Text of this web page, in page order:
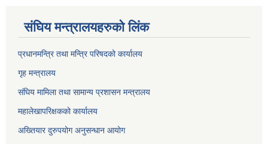
संघिय मन्त्र‍ालयहरुको लिंक
प्रधानमन्त्रि तथा मन्त्रि परिषदको कार्यालय
गृह मन्त्रालय
संघिय मामिला तथा सामान्य प्रशासन मन्त्रालय
महालेखापरिक्षकको कार्यालय
अख्तियार दुरुपयोग अनुसन्धान आयोग